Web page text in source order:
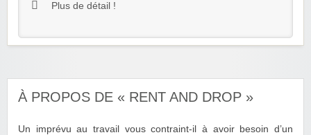
Plus de détail !
À PROPOS DE « RENT AND DROP »
Un imprévu au travail vous contraint-il à avoir besoin d’un